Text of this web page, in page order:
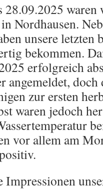
28.09.2025
Nordhausen.
unsere letzten
bekommen.
erfolgreich
doch
zur ersten
waren jedoch
vor allem am
Impressionen